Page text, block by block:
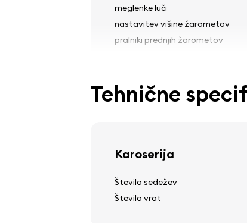
meglenke luči
nastavitev višine žarometov
pralniki prednjih žarometov
Pnevmatike in platišča
Volan
Tehnične
Karoserija
Število sedežev
Število vrat